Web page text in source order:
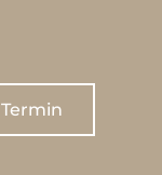
Termin